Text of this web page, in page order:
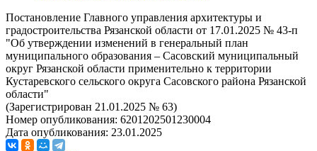
Постановление Главного управления архитектуры и
градостроительства Рязанской области от 17.01.2025 № 43-п
"Об утверждении изменений в генеральный план
муниципального образования – Сасовский муниципальный
округ Рязанской области применительно к территории
Кустаревского сельского округа Сасовского района Рязанской
области"
(Зарегистрирован 21.01.2025 № 63)
Номер опубликования: 6201202501230004
Дата опубликования: 23.01.2025